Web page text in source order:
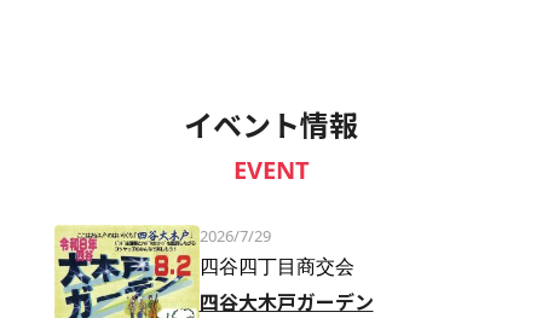
イベント情報
EVENT
2026/7/29
四谷四丁目商交会
四谷大木戸ガーデン